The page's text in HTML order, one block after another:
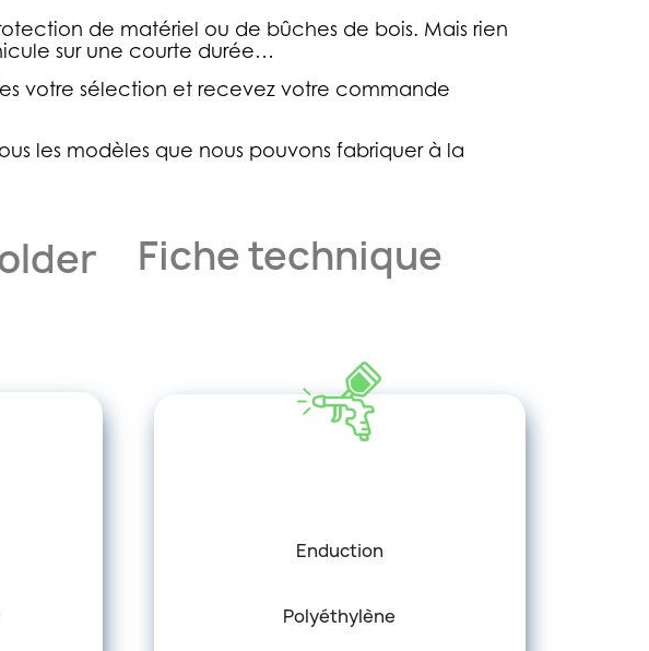
de matériel ou de bûches de bois. Mais rien
sur une courte durée…
votre sélection et recevez votre commande
les modèles que nous pouvons fabriquer à la
Fiche technique
Enduction
Polyéthylène